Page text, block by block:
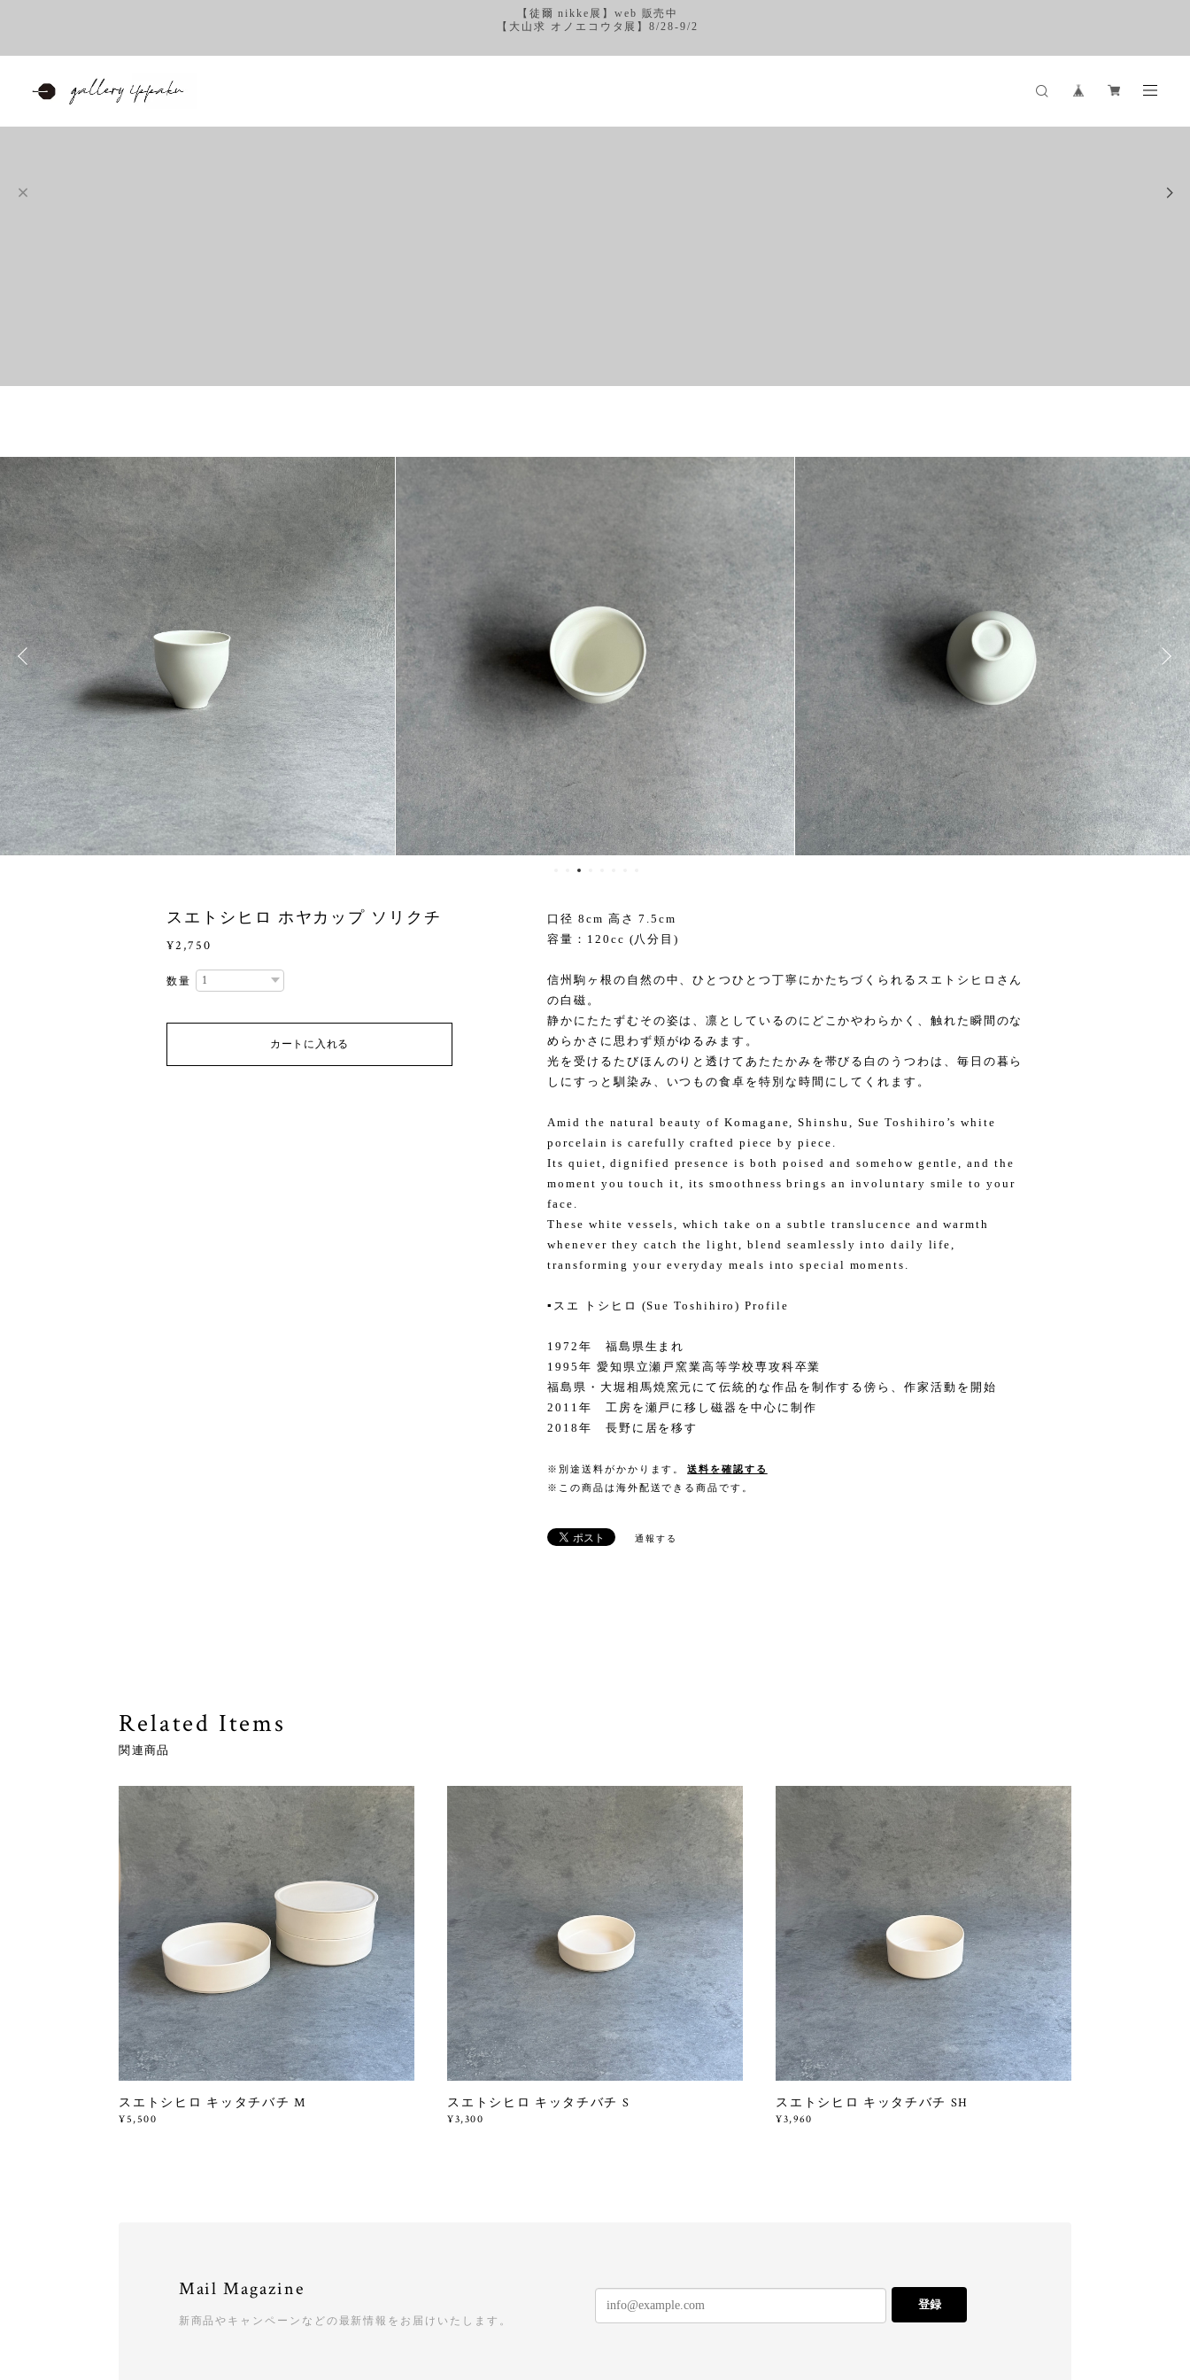
【徒爾 nikke展】web 販売中
【大山求 オノエコウタ展】8/28-9/2
スエトシヒロ ホヤカップ ソリクチ
¥2,750
数量
カートに入れる
口径 8cm 高さ 7.5cm
容量：120cc (八分目)
信州駒ヶ根の自然の中、ひとつひとつ丁寧にかたちづくられるスエトシヒロさん
の白磁。
静かにたたずむその姿は、凛としているのにどこかやわらかく、触れた瞬間のな
めらかさに思わず頬がゆるみます。
光を受けるたびほんのりと透けてあたたかみを帯びる白のうつわは、毎日の暮ら
しにすっと馴染み、いつもの食卓を特別な時間にしてくれます。
Amid the natural beauty of Komagane, Shinshu, Sue Toshihiro’s white
porcelain is carefully crafted piece by piece.
Its quiet, dignified presence is both poised and somehow gentle, and the
moment you touch it, its smoothness brings an involuntary smile to your
face.
These white vessels, which take on a subtle translucence and warmth
whenever they catch the light, blend seamlessly into daily life,
transforming your everyday meals into special moments.
▪️スエ トシヒロ (Sue Toshihiro) Profile
1972年 福島県生まれ
1995年 愛知県立瀬戸窯業高等学校専攻科卒業
福島県・大堀相馬焼窯元にて伝統的な作品を制作する傍ら、作家活動を開始
2011年 工房を瀬戸に移し磁器を中心に制作
2018年 長野に居を移す
※別途送料がかかります。
送料を確認する
※この商品は海外配送できる商品です。
通報する
Related Items
関連商品
スエトシヒロ キッタチバチ M
¥5,500
スエトシヒロ キッタチバチ S
¥3,300
スエトシヒロ キッタチバチ SH
¥3,960
Mail Magazine
新商品やキャンペーンなどの最新情報をお届けいたします。
登録